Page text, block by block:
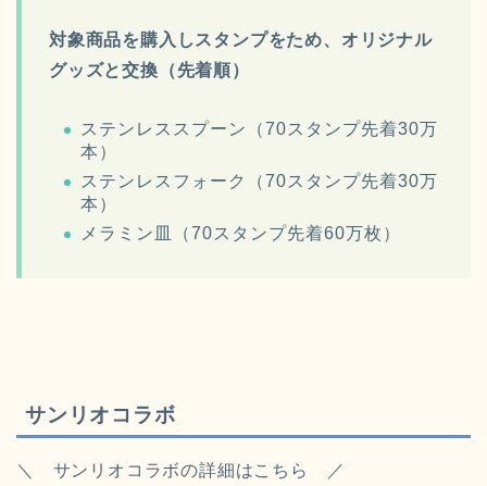
対象商品を購入しスタンプをため、 オリジナル
グッズと交換（先着順）
ステンレススプーン（70スタンプ先着30万
本）
ステンレスフォーク（70スタンプ先着30万
本）
メラミン皿（70スタンプ先着60万枚）
サンリオコラボ
＼ サンリオコラボの詳細はこちら ／